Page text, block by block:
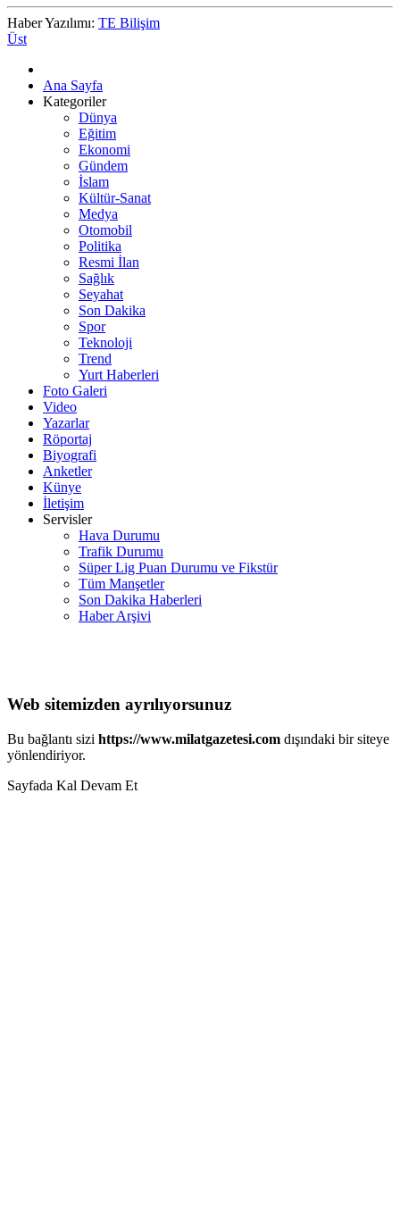
Haber Yazılımı: TE Bilişim
Üst
Ana Sayfa
Kategoriler
Dünya
Eğitim
Ekonomi
Gündem
İslam
Kültür-Sanat
Medya
Otomobil
Politika
Resmi İlan
Sağlık
Seyahat
Son Dakika
Spor
Teknoloji
Trend
Yurt Haberleri
Foto Galeri
Video
Yazarlar
Röportaj
Biyografi
Anketler
Künye
İletişim
Servisler
Hava Durumu
Trafik Durumu
Süper Lig Puan Durumu ve Fikstür
Tüm Manşetler
Son Dakika Haberleri
Haber Arşivi
Web sitemizden ayrılıyorsunuz
Bu bağlantı sizi https://www.milatgazetesi.com dışındaki bir siteye
yönlendiriyor.
Sayfada Kal Devam Et